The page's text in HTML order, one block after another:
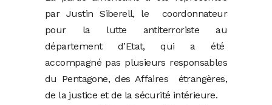
par Justin Siberell, le coordonnateur
pour la lutte antiterroriste au
département d’Etat, qui a été
accompagné pas plusieurs responsables
du Pentagone, des Affaires étrangères,
de la justice et de la sécurité intérieure.